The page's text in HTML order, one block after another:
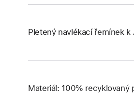
Pletený navlékací řemínek k
Materiál: 100% recyklovaný